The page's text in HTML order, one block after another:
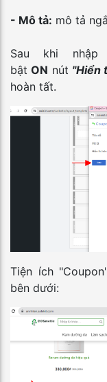
- Mô tả: mô tả
Sau khi
bậtON nút "Hiển
hoàn tất.
Tiện ích
bên dưới: